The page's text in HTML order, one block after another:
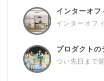
インターオ
インターオフ
プロダクト
つい先日まで